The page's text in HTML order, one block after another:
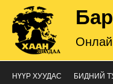
НҮҮР ХУУДАС БИДНИЙ